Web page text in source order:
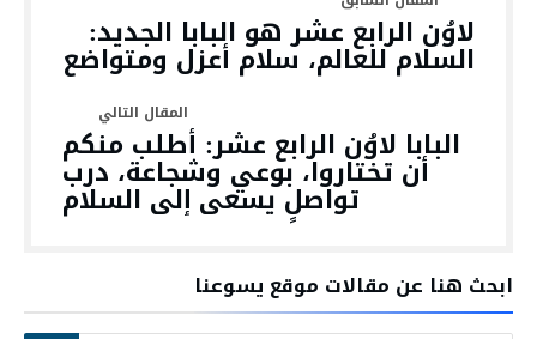
لاوُن الرابع عشر هو البابا الجديد:
السلام للعالم، سلام أعزل ومتواضع
البابا لاوُن الرابع عشر: أطلب منكم
أن تختاروا، بوعي وشجاعة، درب
تواصلٍ يسعى إلى السلام
ابحث هنا عن مقالات موقع يسوعنا
البحث عن: